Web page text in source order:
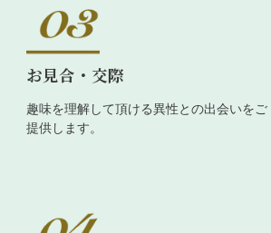
お見合・交際
趣味を理解して頂ける異性との出会いをご
提供します。